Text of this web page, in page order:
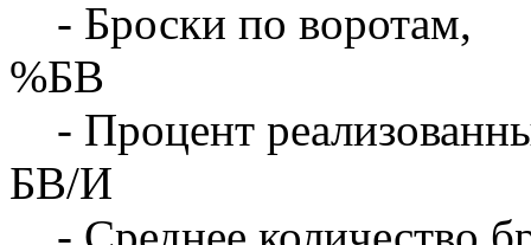
- Броски по воротам,
%БВ
- Процент
БВ/И